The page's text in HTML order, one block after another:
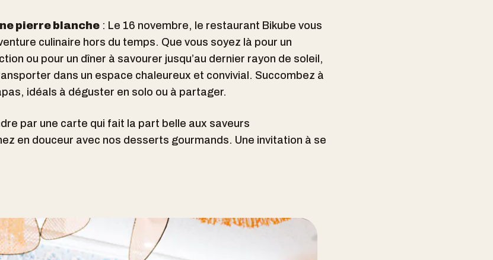
pierre blanche : Le 16 novembre, le restaurant Bikube vous
culinaire hors du temps. Que vous soyez là pour un
ou pour un dîner à savourer jusqu’au dernier rayon de soleil,
dans un espace chaleureux et convivial. Succombez à
idéals à déguster en solo ou à partager.
par une carte qui fait la part belle aux saveurs
en douceur avec nos desserts gourmands. Une invitation à se